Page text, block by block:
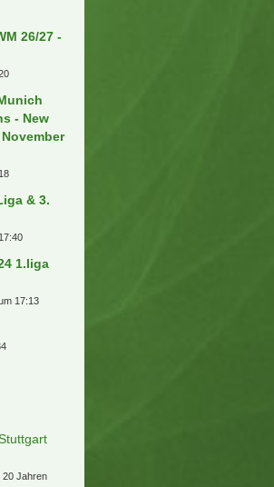
26/27 -
- New
& 3.
1.liga
17:13
20 Jahren